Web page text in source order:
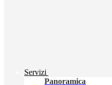
Servizi
Panoramica